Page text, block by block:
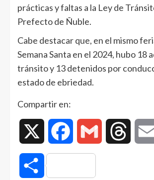
prácticas y faltas a la Ley de
Prefecto de Ñuble.
Cabe destacar que, en el mismo
Semana Santa en el 2024, hubo 18
tránsito y 13 detenidos por
estado de ebriedad.
Compartir en:
Facebook Gmail
Compartir